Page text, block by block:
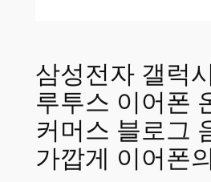
삼성전자 갤럭
루투스 이어폰
커머스 블로그
가깝게 이어폰